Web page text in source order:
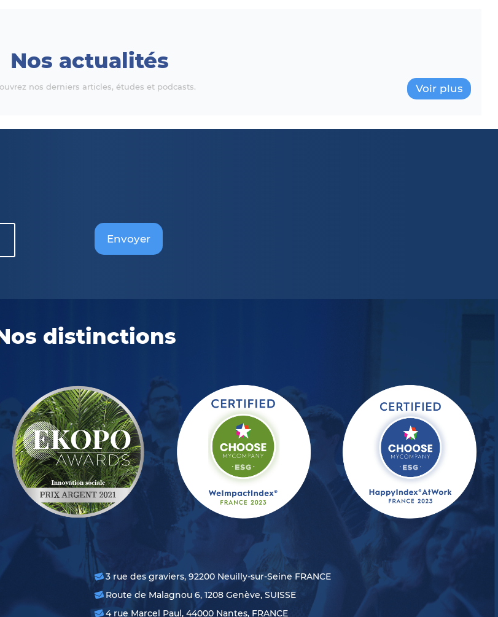
Nos actualités
nos derniers articles, études et podcasts. Voir plus
Envoyer
distinctions
3 rue des graviers, 92200 Neuilly-sur-Seine FRANCE
Route de Malagnou 6, 1208 Genève, SUISSE
4 rue Marcel Paul, 44000 Nantes, FRANCE